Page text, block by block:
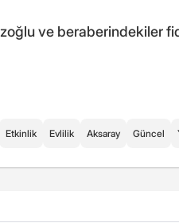
ve beraberindekiler
Etkinlik Evlilik Aksaray Güncel